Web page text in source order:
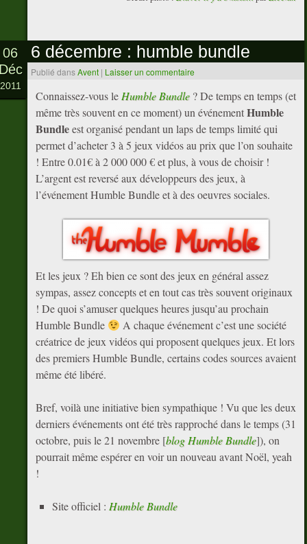
6 décembre : humble bundle
Publié dansAvent | Laisser un commentaire
06
2011
Connaissez-vous leHumble Bundle ? De temps en temps (et
même très souvent en ce moment) un événementHumble
Bundleest organisé pendant un laps de temps limité qui
permet d’acheter 3 à 5 jeux vidéos au prix que l’on souhaite
! Entre 0.01€ à 2 000 000 € et plus, à vous de choisir !
L’argent est reversé aux développeurs des jeux, à
l’événement Humble Bundle et à des oeuvres sociales.
Et les jeux ? Eh bien ce sont des jeux en général assez
sympas, assez concepts et en tout cas très souvent originaux
! De quoi s’amuser quelques heures jusqu’au prochain
Humble Bundle
A chaque événement c’est une société
créatrice de jeux vidéos qui proposent quelques jeux. Et lors
des premiers Humble Bundle, certains codes sources avaient
même été libéré.
Bref, voilà une initiative bien sympathique ! Vu que les deux
derniers événements ont été très rapproché dans le temps (31
octobre, puis le 21 novembre [blog Humble Bundle]), on
pourrait même espérer en voir un nouveau avant Noël, yeah
!
Site officiel : Humble Bundle